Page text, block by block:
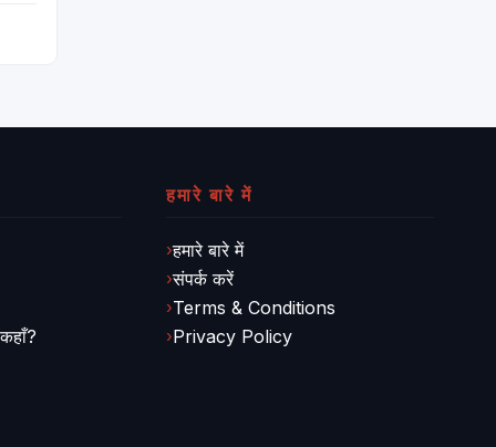
हमारे बारे में
हमारे बारे में
संपर्क करें
Terms & Conditions
Privacy Policy